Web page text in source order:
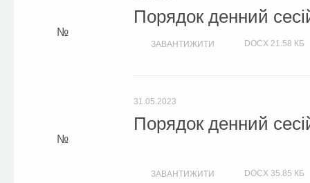
Порядок денний
ЗАВАНТИЖИТИ DOCX 21.58 КБ
31.05.2023
Порядок денний
ЗАВАНТИЖИТИ DOCX 35.85 КБ